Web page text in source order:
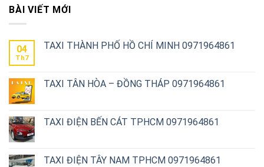
BÀI VIẾT MỚI
04
Th7
TAXI THÀNH PHỐ HỒ CHÍ MINH 0971964861
TAXI TÂN HÒA – ĐỒNG THÁP 0971964861
TAXI ĐIỆN BẾN CÁT TPHCM 0971964861
TAXI ĐIỆN TÂY NAM TPHCM 0971964861